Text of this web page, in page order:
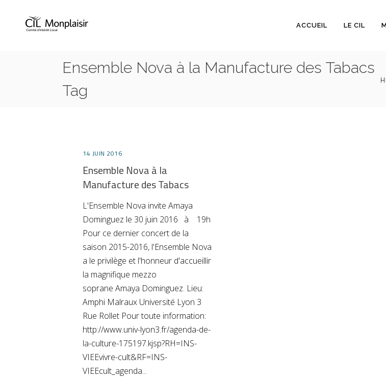
ACCUEIL LE CIL
Ensemble Nova à la Manufacture des Tabacs
Tag
14 JUIN 2016
Ensemble Nova à la
Manufacture des Tabacs
L'Ensemble Nova invite Amaya
Dominguez le 30 juin 2016 à 19h
Pour ce dernier concert de la
saison 2015-2016, l'Ensemble Nova
a le privilège et l'honneur d'accueillir
la magnifique mezzo
soprane Amaya Dominguez. Lieu:
Amphi Malraux Université Lyon 3
Rue Rollet Pour toute information:
http://www.univ-lyon3.fr/agenda-de-
la-culture-175197.kjsp?RH=INS-
VIEEvivre-cult&RF=INS-
VIEEcult_agenda